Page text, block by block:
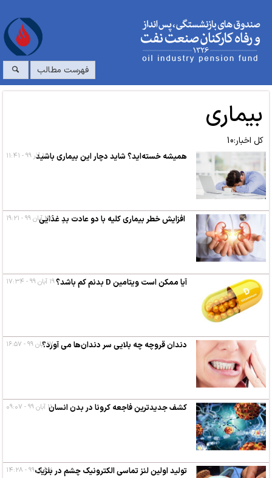
فهرست مطالب
بیماری
کل اخبار:10
همیشه خسته‌اید؟ شاید دچار این بیماری باشید
۱۲ آذر ۹۹ - ۱۱:۴۱
افزایش خطر بیماری کلیه با دو عادت بدِ غذایی
۲۷ آبان ۹۹ - ۱۹:۲۱
آیا ممکن است ویتامین D بدنم کم باشد؟ ۱۹ آبان ۹۹ - ۱۷:۳۴
دندان قروچه چه بلایی سر دندان‌ها می آورد؟
۱۷ آبان ۹۹ - ۱۶:۵۷
کشف جدیدترین فاجعه کرونا در بدن انسان
۱۱ آبان ۹۹ - ۰۹:۰۷
تولید اولین لنز تماسی الکترونیک چشم در بلژیک
۷ آبان ۹۹ - ۱۴:۲۸